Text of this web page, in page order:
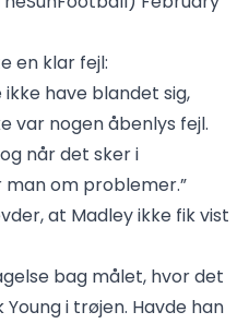
en klar fejl:
ikke have blandet sig,
var nogen åbenlys fejl.
når det sker i
om problemer.”
at Madley ikke fik vist
bag målet, hvor det
i trøjen. Havde han